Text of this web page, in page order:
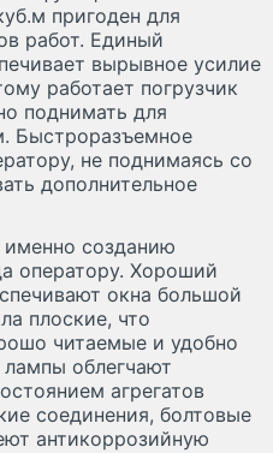
пригоден для
работ. Единый
вырывное усилие
работает погрузчик
поднимать для
Быстроразъемное
не поднимаясь со
дополнительное
созданию
оператору. Хороший
окна большой
плоские, что
читаемые и удобно
облегчают
агрегатов
соединения, болтовые
антикоррозийную